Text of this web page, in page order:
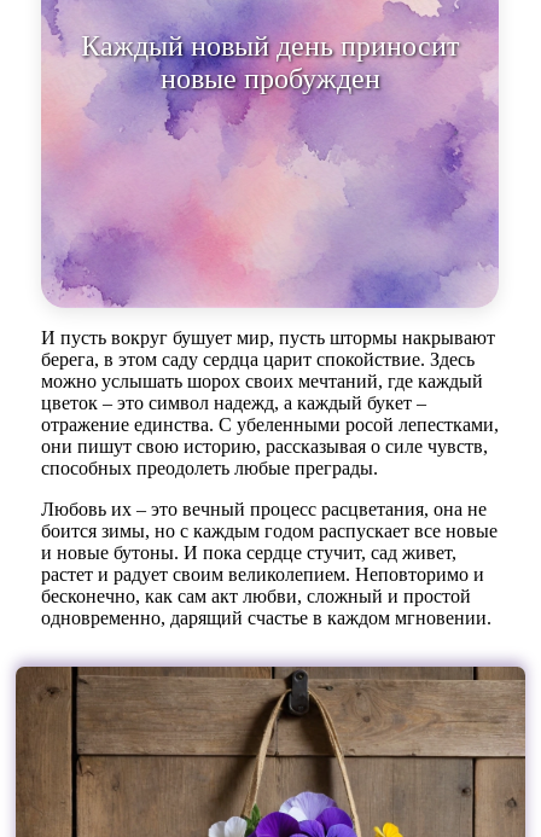
Каждый новый день при
И пусть вокруг бушует мир, пусть штормы накрывают
берега, в этом саду сердца царит спокойствие. Здесь
можно услышать шорох своих мечтаний, где каждый
цветок – это символ надежд, а каждый букет –
отражение единства. С убеленными росой лепестками,
они пишут свою историю, рассказывая о силе чувств,
способных преодолеть любые преграды.
Любовь их – это вечный процесс расцветания, она не
боится зимы, но с каждым годом распускает все новые
и новые бутоны. И пока сердце стучит, сад живет,
растет и радует своим великолепием. Неповторимо и
бесконечно, как сам акт любви, сложный и простой
одновременно, дарящий счастье в каждом мгновении.